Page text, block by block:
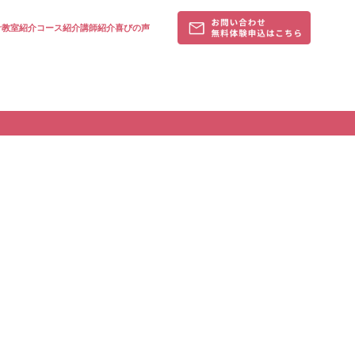
教室紹介コース紹介講師紹介喜びの声